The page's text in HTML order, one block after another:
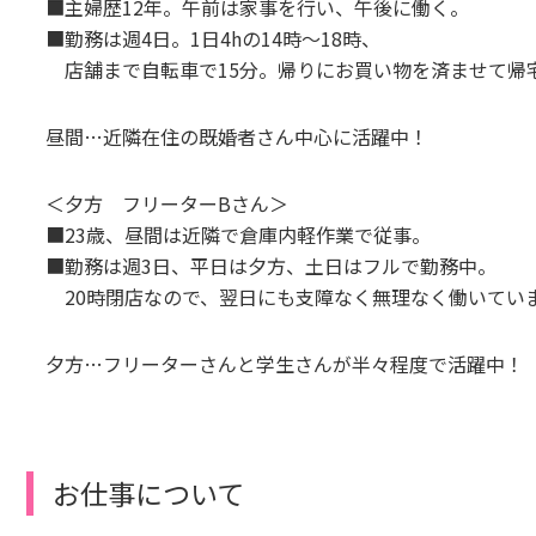
■主婦歴12年。午前は家事を行い、午後に働く。
■勤務は週4日。1日4hの14時～18時、
店舗まで自転車で15分。帰りにお買い物を済ませて帰
昼間…近隣在住の既婚者さん中心に活躍中！
＜夕方 フリーターBさん＞
■23歳、昼間は近隣で倉庫内軽作業で従事。
■勤務は週3日、平日は夕方、土日はフルで勤務中。
20時閉店なので、翌日にも支障なく無理なく働いてい
夕方…フリーターさんと学生さんが半々程度で活躍中！
お仕事について